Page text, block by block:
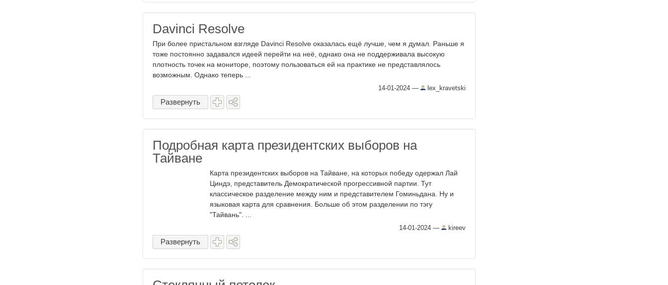
Davinci Resolve
При более пристальном взгляде Davinci Resolve оказалась ещё лучше, чем я думал. Раньше я
тоже постоянно задавался идеей перейти на неё, однако она не поддерживала высокую
плотность точек на мониторе, поэтому пользоваться ей на практике не представлялось
возможным. Однако теперь ...
14-01-2024 — lex_kravetski
Развернуть
Подробная карта президентских выборов на
Тайване
Карта президентских выборов на Тайване, на которых победу одержал Лай
Циндэ, представитель Демократической прогрессивной партии. Тут
классическое разделение между ним и представителем Гоминьдана. Ну и
языковая карта для сравнения. Больше об этом разделении по тэгу
"Тайвань". ...
14-01-2024 — kireev
Развернуть